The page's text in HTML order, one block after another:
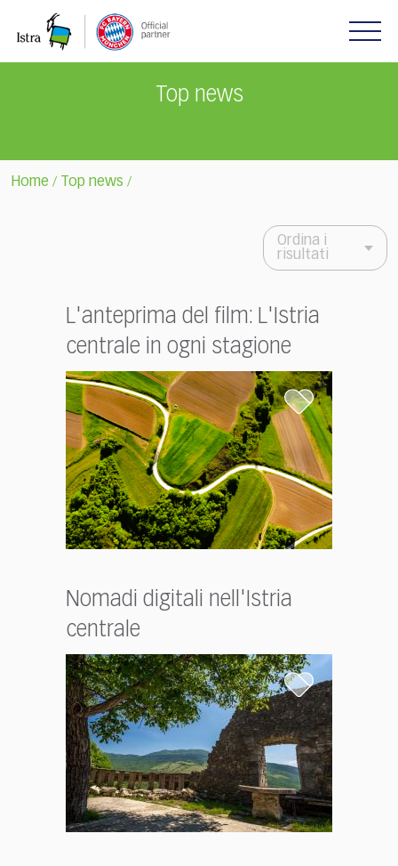
note:
Top news
Home / Top news /
Ordina i
risultati
L'anteprima del film: L'Istria
centrale in ogni stagione
Nomadi digitali nell'Istria
centrale